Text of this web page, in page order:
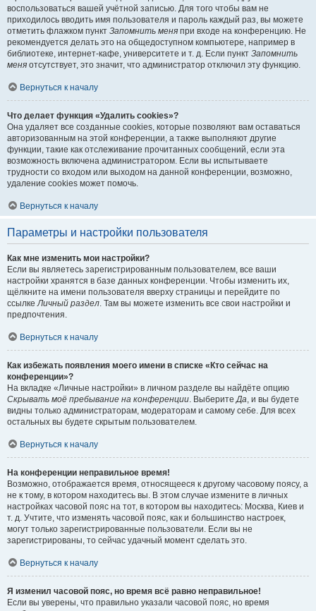
воспользоваться вашей учётной записью. Для того чтобы вам не
приходилось вводить имя пользователя и пароль каждый раз, вы можете
отметить флажком пункт Запомнить меня при входе на конференцию. Не
рекомендуется делать это на общедоступном компьютере, например в
библиотеке, интернет-кафе, университете и т. д. Если пункт Запомнить
меня отсутствует, это значит, что администратор отключил эту функцию.
Вернуться к началу
Что делает функция «Удалить cookies»?
Она удаляет все созданные cookies, которые позволяют вам оставаться
авторизованным на этой конференции, а также выполняют другие
функции, такие как отслеживание прочитанных сообщений, если эта
возможность включена администратором. Если вы испытываете
трудности со входом или выходом на данной конференции, возможно,
удаление cookies может помочь.
Вернуться к началу
Параметры и настройки пользователя
Как мне изменить мои настройки?
Если вы являетесь зарегистрированным пользователем, все ваши
настройки хранятся в базе данных конференции. Чтобы изменить их,
щёлкните на имени пользователя вверху страницы и перейдите по
ссылкеЛичный раздел. Там вы можете изменить все свои настройки и
предпочтения.
Вернуться к началу
Как избежать появления моего имени в списке «Кто сейчас на
конференции»?
На вкладке «Личные настройки» в личном разделе вы найдёте опцию
Скрывать моё пребывание на конференции. ВыберитеДа, и вы будете
видны только администраторам, модераторам и самому себе. Для всех
остальных вы будете скрытым пользователем.
Вернуться к началу
На конференции неправильное время!
Возможно, отображается время, относящееся к другому часовому поясу, а
не к тому, в котором находитесь вы. В этом случае измените в личных
настройках часовой пояс на тот, в котором вы находитесь: Москва, Киев и
т. д. Учтите, что изменять часовой пояс, как и большинство настроек,
могут только зарегистрированные пользователи. Если вы не
зарегистрированы, то сейчас удачный момент сделать это.
Вернуться к началу
Я изменил часовой пояс, но время всё равно неправильное!
Если вы уверены, что правильно указали часовой пояс, но время